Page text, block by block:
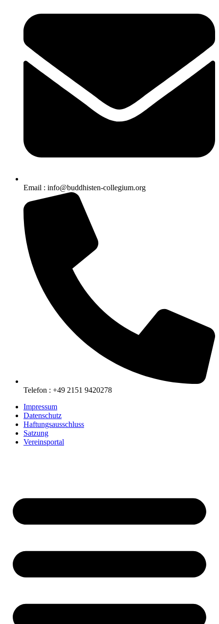
Email : info@buddhisten-collegium.org
Telefon : +49 2151 9420278
Impressum
Datenschutz
Haftungsausschluss
Satzung
Vereinsportal